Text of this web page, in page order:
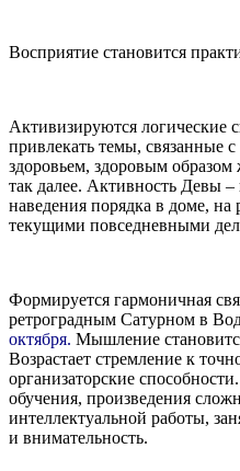
Восприятие становится
Активизируются логические
привлекать темы, связанные
здоровьем, здоровым
так далее. Активность Девы
наведения порядка в доме, на
текущими повседневными
Формируется гармоничная
ретроградным Сатурном в
октября. Мышление
Возрастает стремление к
организаторские
обучения, произведения
интеллектуальной работы,
и внимательность.